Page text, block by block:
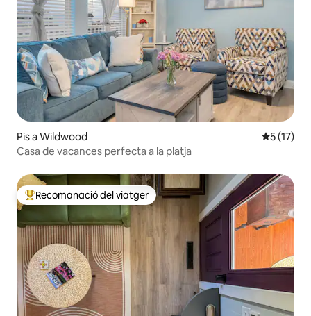
Pis a Wildwood 5 de
5 (17)
Casa de vacances perfecta a la platja
Principals recomanacions dels viatgers
Recomanació del viatger